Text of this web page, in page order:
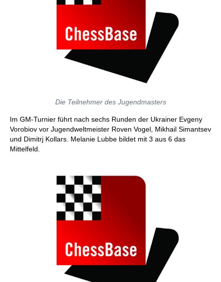
Die Teilnehmer des Jugendmasters
Im GM-Turnier führt nach sechs Runden der Ukrainer Evgeny
Vorobiov vor Jugendweltmeister Roven Vogel, Mikhail Simantsev
und Dimitrj Kollars. Melanie Lubbe bildet mit 3 aus 6 das
Mittelfeld.